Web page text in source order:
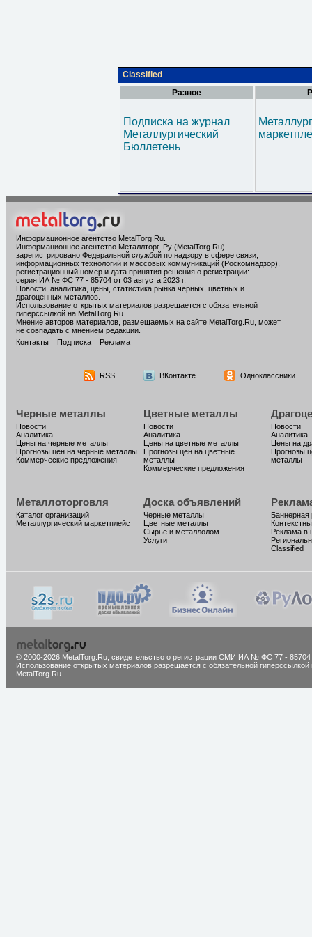
Classified
Разное
Подписка на журнал
Металлургический
Бюллетень
Информационное агентство MetalTorg.Ru
Информационное агентство Металлторг. Ру (MetalTorg.Ru)
зарегистрировано Федеральной службой по надзору в сфере связи,
информационных технологий и массовых коммуникаций (Роскомнадзор),
регистрационный номер и дата принятия решения о регистрации:
серия ИА № ФС 77 - 85704 от 03 августа 2023 г.
Новости, аналитика, цены, статистика рынка черных, цветных и
драгоценных металлов.
Использование открытых материалов разрешается с обязательной
гиперссылкой на MetalTorg.Ru
Мнение авторов материалов, размещаемых на сайте MetalTorg.Ru, может
не совпадать с мнением редакции.
Контакты
Подписка Реклама
RSS ВКонтакте Одноклассники
Черные металлы
Новости
Аналитика
Цены на черные металлы
Прогнозы цен на черные металлы
Коммерческие предложения
Цветные металлы
Новости
Аналитика
Цены на цветные металлы
Прогнозы цен на цветные
металлы
Коммерческие предложения
Новости
Аналитика
Цены на
Прогнозы
металлы
Металлоторговля
Каталог организаций
Металлургический маркетплейс
Доска объявлений
Черные металлы
Цветные металлы
Сырье и металлолом
Услуги
Баннерная
Реклама в
Classified
© 2000-2026 MetalTorg.Ru, cвидетельство о регистрации СМИ ИА № ФС 77 - 85704
Использование открытых материалов разрешается с обязательной гиперссылкой
MetalTorg.Ru